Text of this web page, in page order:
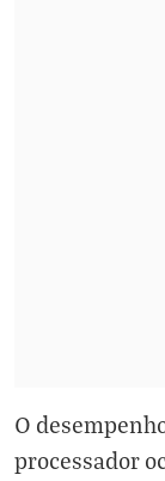
O
processador